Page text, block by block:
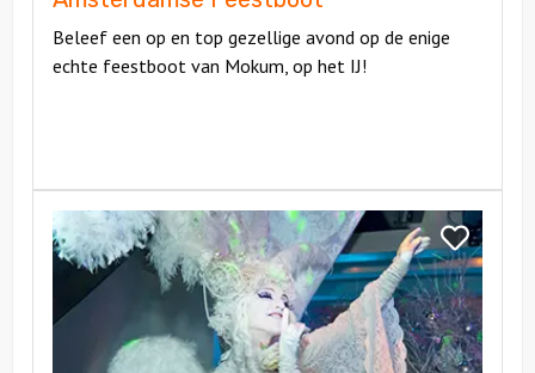
Beleef een op en top gezellige avond op de enige
echte feestboot van Mokum, op het IJ!
Bekijk
Winter
wonderland
Bekijk
Winter
wonderland